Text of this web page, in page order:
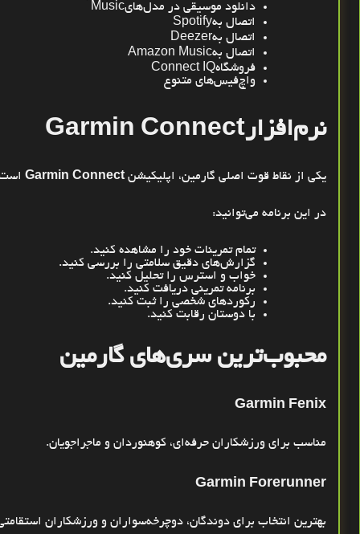
دانلود موسیقی در مدل‌هایMusic
اتصال بهSpotify
اتصال بهDeezer
اتصال بهAmazon Music
فروشگاهConnect IQ
واچ‌فیس‌های متنوع
نرم‌افزارGarmin Connect
یکی از نقاط قوت اصلی گارمین، اپلیکیشن Garmin Connect
در این برنامه می‌توانید:
تمام تمرینات خود را مشاهده کنید.
گزارش‌های دقیق سلامتی را بررسی کنید.
خواب و استرس را تحلیل کنید.
برنامه تمرینی دریافت کنید.
رکوردهای شخصی را ثبت کنید.
با دوستان رقابت کنید.
محبوب‌ترین سری‌های گارمین
Garmin Fenix
مناسب برای ورزشکاران حرفه‌ای، کوهنوردان و ماجراجویان.
Garmin Forerunner
بهترین انتخاب برای دوندگان، دوچرخه‌سواران و ورزشکاران